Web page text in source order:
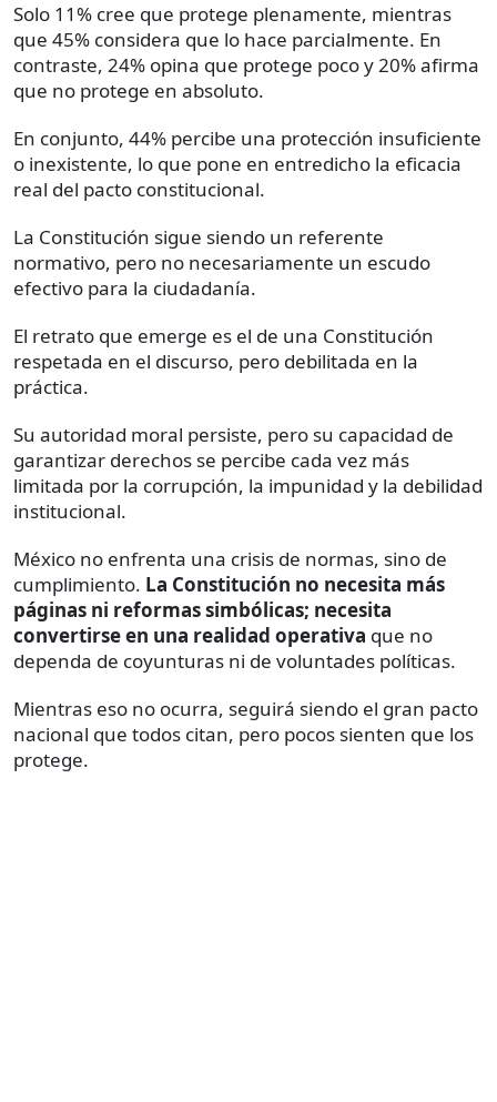
Solo 11% cree que protege plenamente, mientras
que 45% considera que lo hace parcialmente. En
contraste, 24% opina que protege poco y 20% afirma
que no protege en absoluto.
En conjunto, 44% percibe una protección insuficiente
o inexistente, lo que pone en entredicho la eficacia
real del pacto constitucional.
La Constitución sigue siendo un referente
normativo, pero no necesariamente un escudo
efectivo para la ciudadanía.
El retrato que emerge es el de una Constitución
respetada en el discurso, pero debilitada en la
práctica.
Su autoridad moral persiste, pero su capacidad de
garantizar derechos se percibe cada vez más
limitada por la corrupción, la impunidad y la debilidad
institucional.
México no enfrenta una crisis de normas, sino de
cumplimiento. La Constitución no necesita más
páginas ni reformas simbólicas; necesita
convertirse en una realidad operativa que no
dependa de coyunturas ni de voluntades políticas.
Mientras eso no ocurra, seguirá siendo el gran pacto
nacional que todos citan, pero pocos sienten que los
protege.